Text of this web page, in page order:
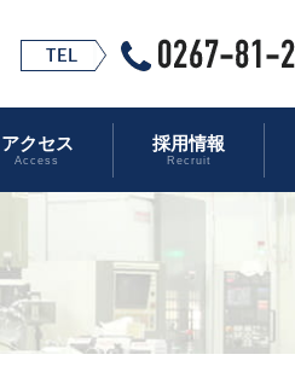
アクセス
Access
採用情報
Recruit